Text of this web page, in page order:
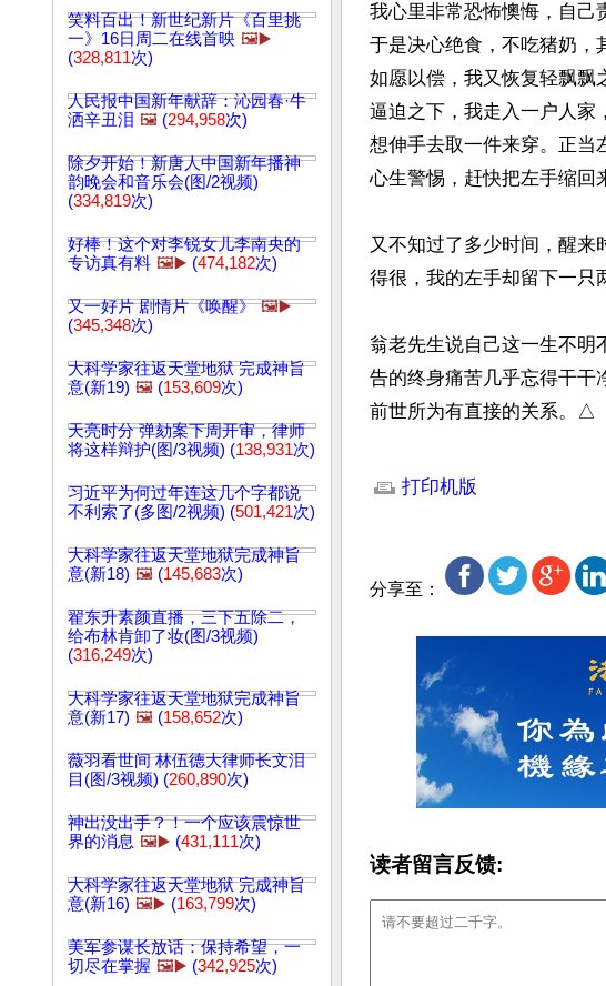
笑料百出！新世纪新片《百里挑
一》16日周二在线首映 🖼️▶️
(328,811次)
人民报中国新年献辞：沁园春·牛
洒辛丑泪 🖼️ (294,958次)
除夕开始！新唐人中国新年播神
韵晚会和音乐会(图/2视频)
(334,819次)
好棒！这个对李锐女儿李南央的
专访真有料 🖼️▶️ (474,182次)
又一好片 剧情片《唤醒》 🖼️▶️
(345,348次)
大科学家往返天堂地狱 完成神旨
意(新19) 🖼️ (153,609次)
天亮时分 弹劾案下周开审，律师
将这样辩护(图/3视频) (138,931次)
习近平为何过年连这几个字都说
不利索了(多图/2视频) (501,421次)
大科学家往返天堂地狱完成神旨
意(新18) 🖼️ (145,683次)
翟东升素颜直播，三下五除二，
给布林肯卸了妆(图/3视频)
(316,249次)
大科学家往返天堂地狱完成神旨
意(新17) 🖼️ (158,652次)
薇羽看世间 林伍德大律师长文泪
目(图/3视频) (260,890次)
神出没出手？！一个应该震惊世
界的消息 🖼️▶️ (431,111次)
大科学家往返天堂地狱 完成神旨
意(新16) 🖼️▶️ (163,799次)
美军参谋长放话：保持希望，一
切尽在掌握 🖼️▶️ (342,925次)
我心里非常恐怖懊悔，自己
于是决心绝食，不吃猪奶，
如愿以偿，我又恢复轻飘飘
逼迫之下，我走入一户人家
想伸手去取一件来穿。正当
心生警惕，赶快把左手缩回
又不知过了多少时间，醒
得很，我的左手却留下一只
翁老先生说自己这一生不明
告的终身痛苦几乎忘得干干
前世所为有直接的关系。△
打印机版
分享至：
读者留言反馈: